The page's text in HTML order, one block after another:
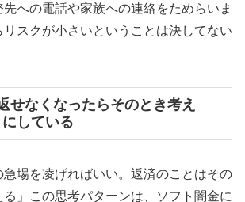
への電話や家族への連絡をためらいま
スクが小さいということは決してない
せなくなったらそのとき考え
している
急場を凌げればいい。返済のことはその
」この思考パターンは、ソフト闇金に